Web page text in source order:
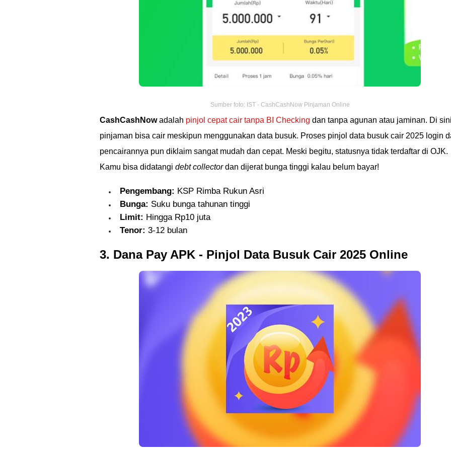
Sumber foto: IST - CashCashNow Pinjaman Online
CashCashNowadalah pinjol cepat cair tanpa BI Checking dan tanpa agunan atau jaminan. Di
pinjaman bisa cair meskipun menggunakan data busuk. Proses pinjol data busuk cair 2025 login
pencairannya pun diklaim sangat mudah dan cepat. Meski begitu, statusnya tidak terdaftar di OJK.
Kamu bisa didatangi debt collectordan dijerat bunga tinggi kalau belum bayar!
Pengembang: KSP Rimba Rukun Asri
Bunga: Suku bunga tahunan tinggi
Limit: Hingga Rp10 juta
Tenor: 3-12 bulan
3. Dana Pay APK - Pinjol Data Busuk Cair 2025 Online